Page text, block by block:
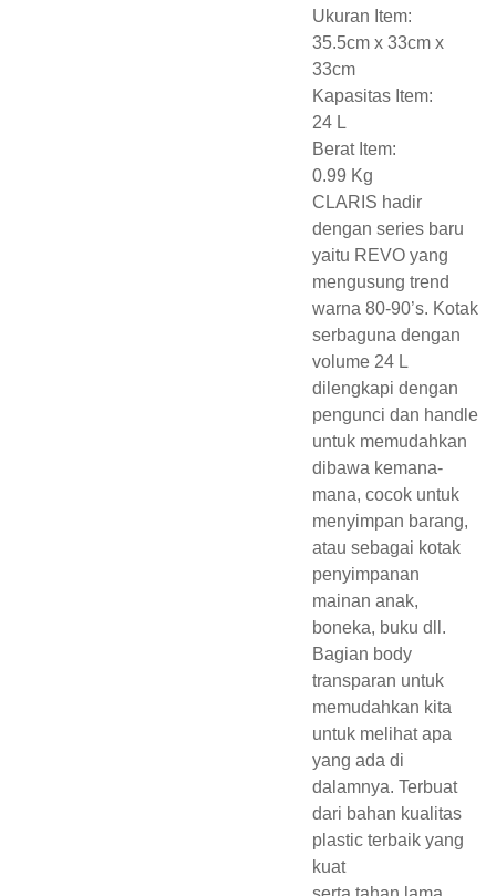
Ukuran Item:
35.5cm x 33cm x
33cm
Kapasitas Item:
24 L
Berat Item:
0.99 Kg
CLARIS hadir
dengan series baru
yaitu REVO yang
mengusung trend
warna 80-90’s. Kotak
serbaguna dengan
volume 24 L
dilengkapi dengan
pengunci dan handle
untuk memudahkan
dibawa kemana-
mana, cocok untuk
menyimpan barang,
atau sebagai kotak
penyimpanan
mainan anak,
boneka, buku dll.
Bagian body
transparan untuk
memudahkan kita
untuk melihat apa
yang ada di
dalamnya. Terbuat
dari bahan kualitas
plastic terbaik yang
kuat